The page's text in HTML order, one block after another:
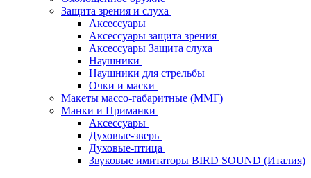
Защита зрения и слуха
Аксессуары
Аксессуары защита зрения
Аксессуары Защита слуха
Наушники
Наушники для стрельбы
Очки и маски
Макеты массо-габаритные (ММГ)
Манки и Приманки
Аксессуары
Духовые-зверь
Духовые-птица
Звуковые имитаторы BIRD SOUND (Италия)